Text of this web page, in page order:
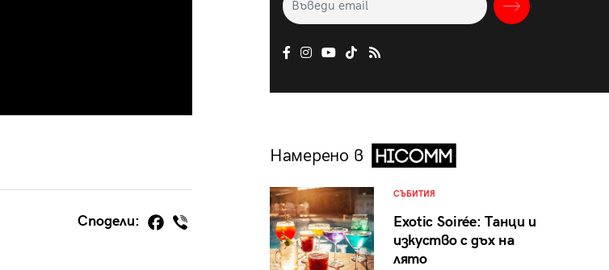
Сподели:
Намерено в
СЪБИТИЯ
Exotic Soirée: Танци и
изкуство с дъх на
лято